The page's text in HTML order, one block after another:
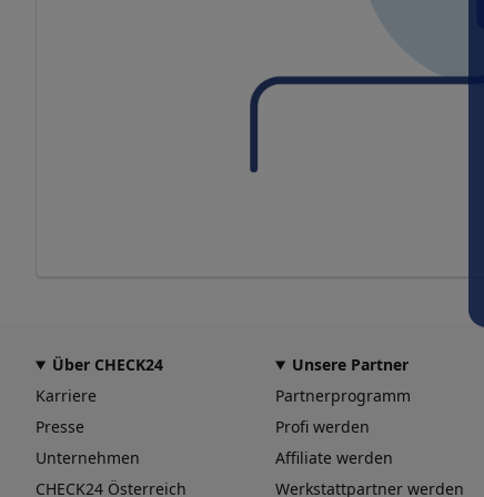
Über CHECK24
Karriere
Presse
Unternehmen
CHECK24 Österreich
Unsere Partner
Partnerprogramm
Profi werden
Affiliate werden
Werkstattpartner werden